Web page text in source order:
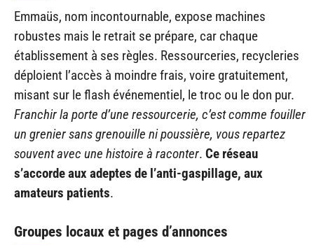
Emmaüs, nom incontournable, expose machines
robustes mais le retrait se prépare, car chaque
établissement à ses règles. Ressourceries, recycleries
déploient l’accès à moindre frais, voire gratuitement,
misant sur le flash événementiel, le troc ou le don pur.
Franchir la porte d’une ressourcerie, c’est comme fouiller
un grenier sans grenouille ni poussière, vous repartez
souvent avec une histoire à raconter. Ce réseau
s’accorde aux adeptes de l’anti-gaspillage, aux
amateurs patients.
Groupes locaux et pages d’annonces